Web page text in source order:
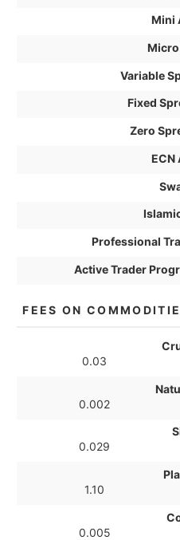
Mini
Variable
Fixed
Zero
ECN
Professional
Active Trader
FEES ON
0.03
0.002
0.029
1.10
0.005